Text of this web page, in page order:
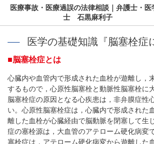
医療事故・医療過誤の法律相談｜弁護士・医
士 石黒麻利子
医学の基礎知識『脳塞栓症
■脳塞栓症とは
心臓内や血管内で形成された血栓が遊離し，
するもので，心原性脳塞栓と動脈性脳塞栓に
脳塞栓症の原因となる心疾患は，非弁膜症性
い。心原性脳塞栓症は，心臓内で形成された
離した血栓が心臓経由で脳動脈を閉塞して生
症の塞栓源は，大血管のアテローム硬化病変
塞栓症は，アテローム硬化病変から遊離した